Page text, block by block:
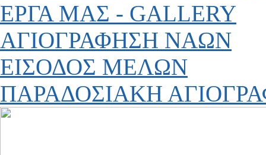
ΕΡΓΑ ΜΑΣ - GALLERY
ΑΓΙΟΓΡΑΦΗΣΗ ΝΑΩΝ
ΕΙΣΟΔΟΣ ΜΕΛΩΝ
ΠΑΡΑΔΟΣΙΑΚΗ